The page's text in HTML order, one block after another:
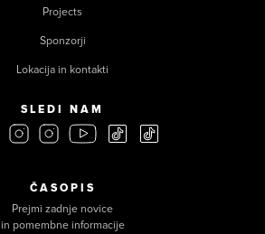
Projects
Sponzorji
Lokacija in kontakti
SLEDI NAM
ČASOPIS
Prejmi zadnje novice
in pomembne informacije